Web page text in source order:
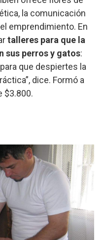
la comunicación
emprendimiento. En
talleres para que la
sus perros y gatos:
que despiertes la
dice. Formó a
$3.800.